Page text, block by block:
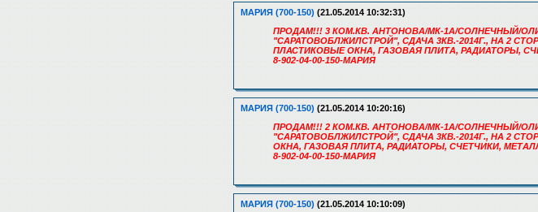
МАРИЯ (700-150) (21.05.2014 10:32:31)
ПРОДАМ!!! 3 КОМ.КВ. АНТОНОВА/МК-1А/СОЛНЕЧНЫЙ/
"САРАТОВОБЛЖИЛСТРОЙ", СДАЧА 3КВ.-2014Г., НА 2
ПЛАСТИКОВЫЕ ОКНА, ГАЗОВАЯ ПЛИТА, РАДИАТОРЫ,
8-902-04-00-150-МАРИЯ
МАРИЯ (700-150) (21.05.2014 10:20:16)
ПРОДАМ!!! 2 КОМ.КВ. АНТОНОВА/МК-1А/СОЛНЕЧНЫЙ/
"САРАТОВОБЛЖИЛСТРОЙ", СДАЧА 3КВ.-2014Г., НА 2
ОКНА, ГАЗОВАЯ ПЛИТА, РАДИАТОРЫ, СЧЕТЧИКИ,
8-902-04-00-150-МАРИЯ
МАРИЯ (700-150) (21.05.2014 10:10:09)